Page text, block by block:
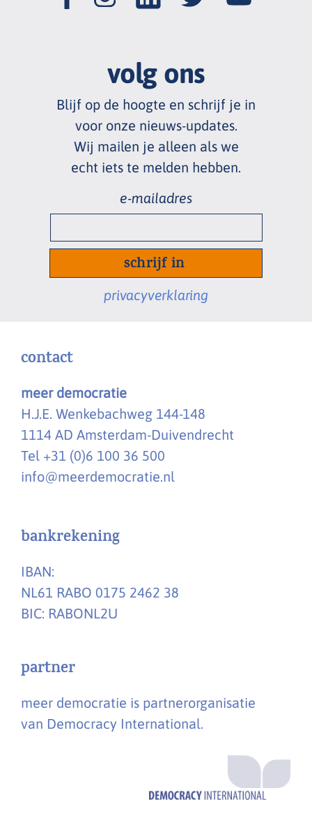
volg ons
Blijf op de hoogte en schrijf je in
voor onze nieuws-updates.
Wij mailen je alleen als we
echt iets te melden hebben.
mailadres
privacyverklaring
contact
meer democratie
H.J.E. Wenkebachweg 144-148
1114 AD Amsterdam-Duivendrecht
Tel +31 (0)6 100 36 500
info@meerdemocratie.nl
bankrekening
IBAN:
NL61 RABO 0175 2462 38
BIC: RABONL2U
partner
meer democratie is partnerorganisatie
van Democracy International.